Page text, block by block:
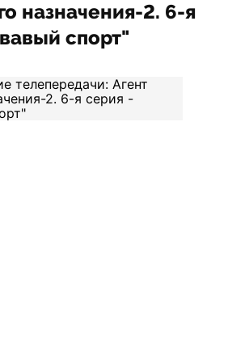
назначения-2. 6-я
спорт"